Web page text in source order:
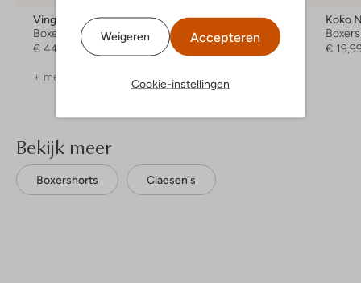
Weigeren Accepteren
Cookie-instellingen
Vingino
Boxershort
€ 44,99
+ meer kleuren
Claesen's
Boxershort
Koko
€
Bekijk meer
Boxershorts Claesen's